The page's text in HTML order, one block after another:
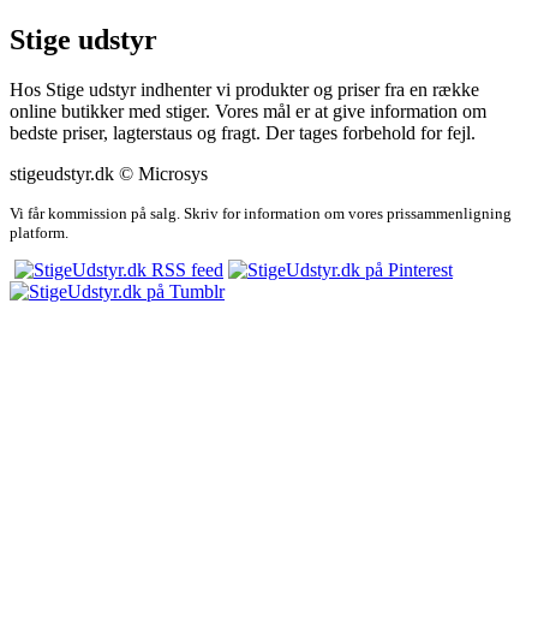
Stige udstyr
Hos Stige udstyr indhenter vi produkter og priser fra en række
online butikker med stiger. Vores mål er at give information om
bedste priser, lagterstaus og fragt. Der tages forbehold for fejl.
stigeudstyr.dk © Microsys
Vi får kommission på salg. Skriv for information om vores prissammenligning
platform.